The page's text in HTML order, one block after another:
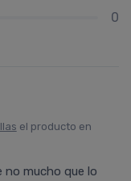
0
el producto en
no mucho que lo